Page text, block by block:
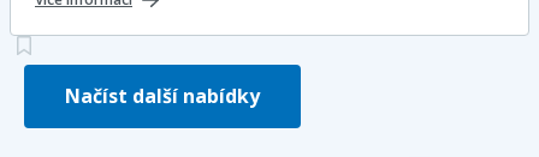
Načíst další nabídky